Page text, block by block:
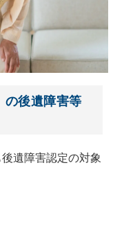
の後遺障害等
遺障害認定の対象